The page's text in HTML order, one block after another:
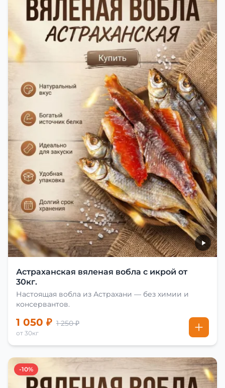
Астраханская вяленая вобла с икрой от
30кг.
Настоящая вобла из Астрахани — без химии и
консервантов.
1 050 ₽ 1 250 ₽
от 30кг
-10%